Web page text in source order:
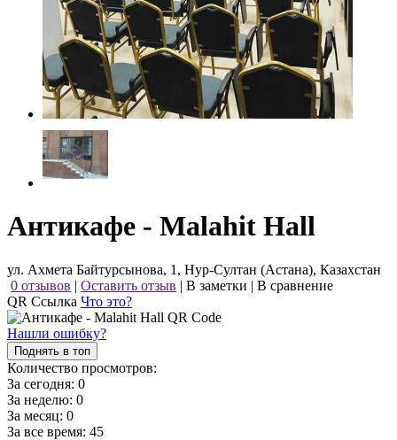
Антикафе - Malahit Hall
ул. Ахмета Байтурсынова, 1, Нур-Султан (Астана), Казахстан
0 отзывов | Оставить отзыв | В заметки | В сравнение
QR Ссылка Что это?
Нашли ошибку?
Поднять в топ
Количество просмотров:
За сегодня: 0
За неделю: 0
За месяц: 0
За все время: 45